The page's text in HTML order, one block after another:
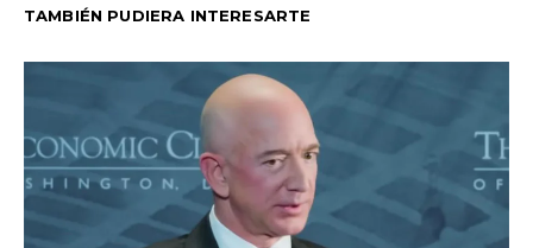
TAMBIÉN PUDIERA INTERESARTE